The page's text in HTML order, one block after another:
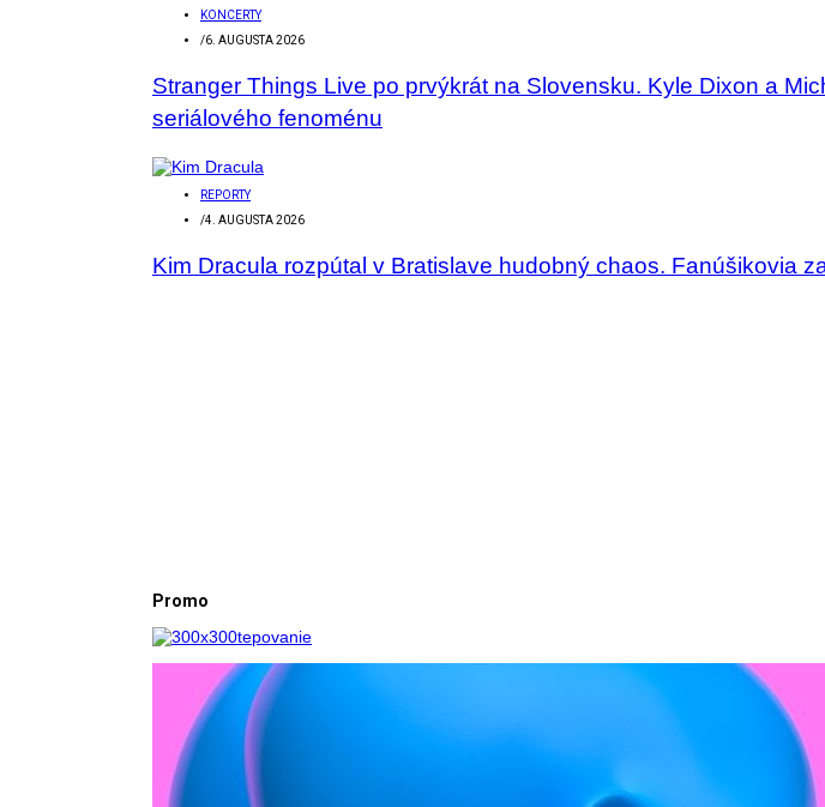
KONCERTY
/6. AUGUSTA 2026
Stranger Things Live po prvýkrát na Slovensku. Kyle Dixon a
seriálového fenoménu
REPORTY
/4. AUGUSTA 2026
Kim Dracula rozpútal v Bratislave hudobný chaos. Fanúšikovia
Promo